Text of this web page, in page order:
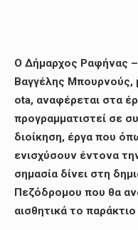
Ο Δήμαρχος Ραφήνας –
Βαγγέλης Μπουρνούς,
ota, αναφέρεται στα
προγραμματιστεί σε
διοίκηση, έργα που
ενισχύσουν έντονα
σημασία δίνει στη
Πεζόδρομου που θα
αισθητικά το